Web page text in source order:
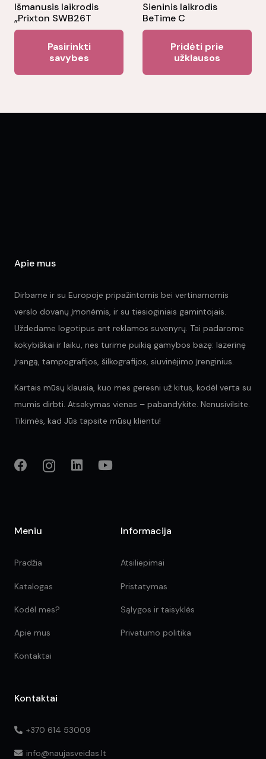
Išmanusis laikrodis
„Prixton SWB26T
Pasirinkti
savybes
has
Sieninis laikrodis
BeTime C
Pridėti prie
užklausos
Apie mus
Dirbame ir su Europoje pripažintomis bei vertinamomis
verslo dovanų įmonėmis, ir su tiesioginiais gamintojais.
Uždedame logotipus ant reklamos suvenyrų. Tai padarome
kokybiškai ir laiku, nes turime puikią gamybos bazę: lazerinę
įrangą, tampografijos, šilkografijos, siuvinėjimo įrenginius.
Kartais mūsų klausia, kuo mes geresni už kitus, kodėl verta su
mumis dirbti. Atsakymas vienas – pabandykite. Nenusivilsite.
Tikimės, kad Jūs tapsite mūsų klientu!
Meniu
Pradžia
Katalogas
Kodėl mes?
Apie mus
Kontaktai
Informacija
Atsiliepimai
Pristatymas
Sąlygos ir taisyklės
Privatumo politika
Kontaktai
+370 614 53009
info@naujasveidas.lt